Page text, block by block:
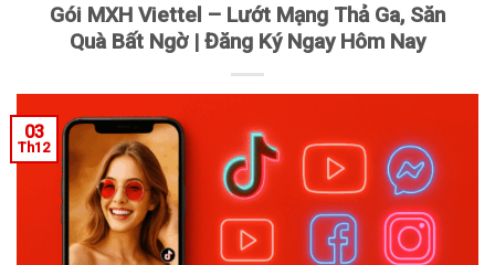
Gói MXH Viettel – Lướt Mạng Thả Ga, Săn
Quà Bất Ngờ | Đăng Ký Ngay Hôm Nay
03
Th12